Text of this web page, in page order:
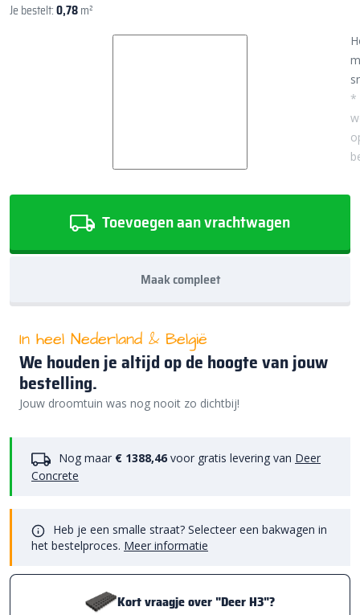
Je bestelt:0,78m²
*
Toevoegen aan vrachtwagen
Maak compleet
In heel Nederland & België
We houden je altijd op de hoogte van jouw
bestelling.
Jouw droomtuin was nog nooit zo dichtbij!
Nog maar € 1388,46 voor gratis levering van Deer
Concrete
Heb je een smalle straat? Selecteer een bakwagen in
het bestelproces. Meer informatie
Kort vraagje over "Deer H3"?